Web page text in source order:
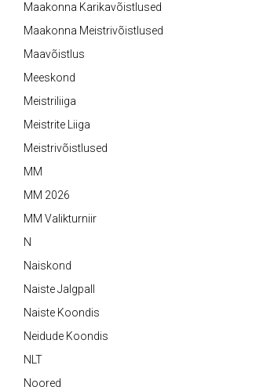
Maakonna Karikavõistlused
Maakonna Meistrivõistlused
Maavõistlus
Meeskond
Meistriliiga
Meistrite Liiga
Meistrivõistlused
MM
MM 2026
MM Valikturniir
N
Naiskond
Naiste Jalgpall
Naiste Koondis
Neidude Koondis
NLT
Noored